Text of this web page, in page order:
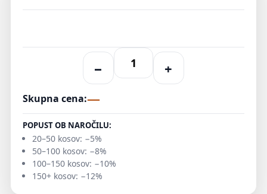
− +
Skupna cena:—
POPUST OB NAROČILU:
20–50 kosov: −5%
50–100 kosov: −8%
100–150 kosov: −10%
150+ kosov: −12%